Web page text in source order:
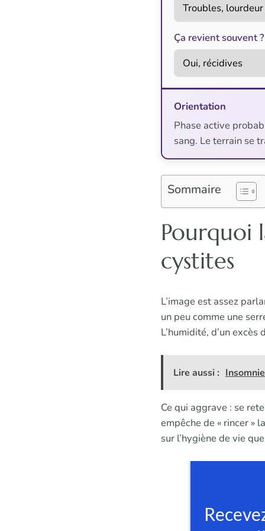
Ça revient souvent ?
Orientation
Phase active
sang. Le terrain se
Sommaire
Pourquoi
cystites
L’image est assez
un peu comme une
L’humidité, d’un
Lire aussi :
Ce qui aggrave : se
empêche de « rincer »
sur l’hygiène de vie